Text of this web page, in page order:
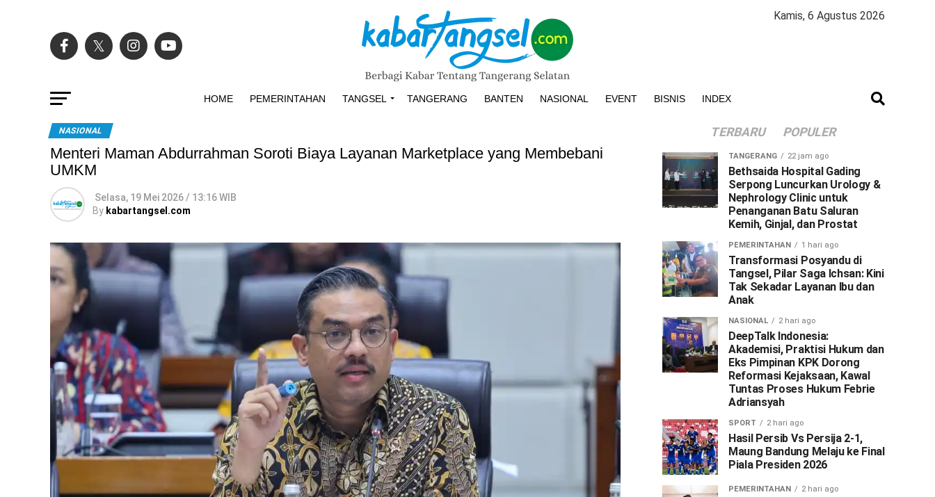
Kamis, 6 Agustus 2026
HOME PEMERINTAHAN TANGSEL TANGERANG BANTEN NASIONAL EVENT BISNIS INDEX
NASIONAL
Menteri Maman Abdurrahman Soroti Biaya Layanan Marketplace yang Membebani
UMKM
Selasa, 19 Mei 2026 / 13:16 WIB
By kabartangsel.com
TERBARU POPULER
TANGERANG 22 jam ago
Bethsaida Hospital Gading
Serpong Luncurkan Urology &
Nephrology Clinic untuk
Penanganan Batu Saluran
Kemih, Ginjal, dan Prostat
PEMERINTAHAN 1 hari ago
Transformasi Posyandu di
Tangsel, Pilar Saga Ichsan: Kini
Tak Sekadar Layanan Ibu dan
Anak
NASIONAL 2 hari ago
DeepTalk Indonesia:
Akademisi, Praktisi Hukum dan
Eks Pimpinan KPK Dorong
Reformasi Kejaksaan, Kawal
Tuntas Proses Hukum Febrie
Adriansyah
SPORT 2 hari ago
Hasil Persib Vs Persija 2-1,
Maung Bandung Melaju ke Final
Piala Presiden 2026
PEMERINTAHAN 2 hari ago